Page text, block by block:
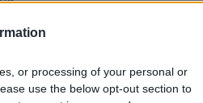
or processing of your personal or
use the below opt-out section to
jsou malá
je strážit jeho